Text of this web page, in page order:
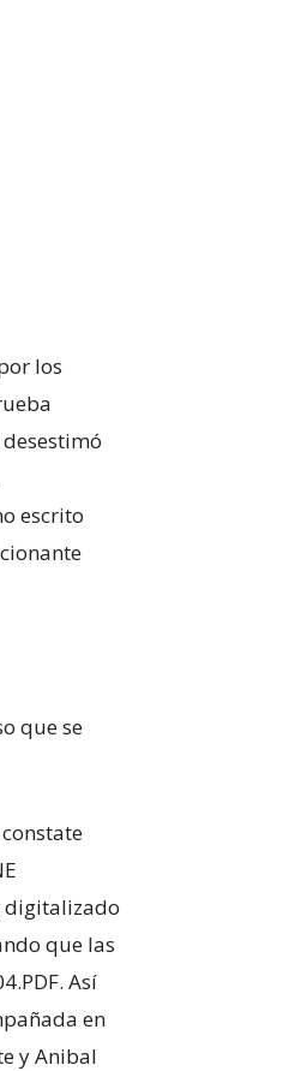
los
escrito
que se
digitalizado
que las
Así
en
y Anibal